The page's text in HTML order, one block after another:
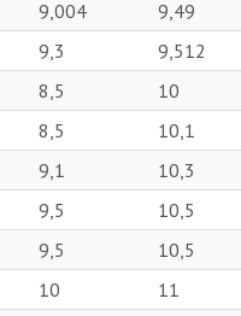
9,004 9,49
9,3 9,512
8,5 10
8,5 10,1
9,1 10,3
9,5 10,5
9,5 10,5
10 11